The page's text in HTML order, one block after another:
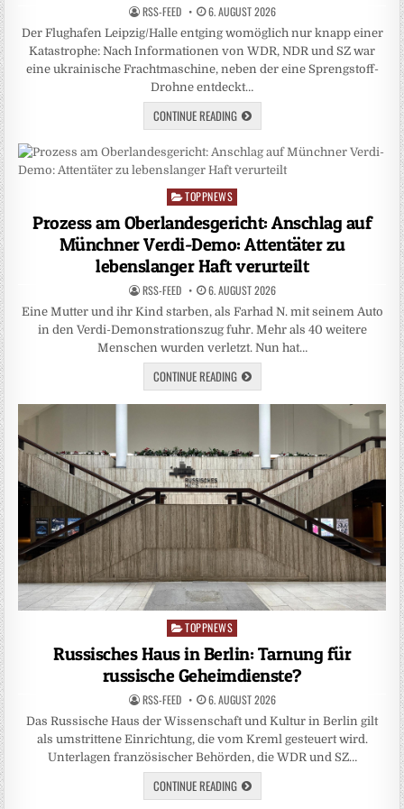
RSS-FEED 6. AUGUST 2026
Der Flughafen Leipzig/Halle entging womöglich nur knapp einer
Katastrophe: Nach Informationen von WDR, NDR und SZ war
eine ukrainische Frachtmaschine, neben der eine Sprengstoff-
Drohne entdeckt…
CONTINUE READING
Posted
TOPPNEWS
Prozess am Oberlandesgericht: Anschlag auf
Münchner Verdi-Demo: Attentäter zu
lebenslanger Haft verurteilt
RSS-FEED 6. AUGUST 2026
Eine Mutter und ihr Kind starben, als Farhad N. mit seinem Auto
in den Verdi-Demonstrationszug fuhr. Mehr als 40 weitere
Menschen wurden verletzt. Nun hat…
CONTINUE READING
Posted
TOPPNEWS
Russisches Haus in Berlin: Tarnung für
russische Geheimdienste?
RSS-FEED 6. AUGUST 2026
Das Russische Haus der Wissenschaft und Kultur in Berlin gilt
als umstrittene Einrichtung, die vom Kreml gesteuert wird.
Unterlagen französischer Behörden, die WDR und SZ…
CONTINUE READING